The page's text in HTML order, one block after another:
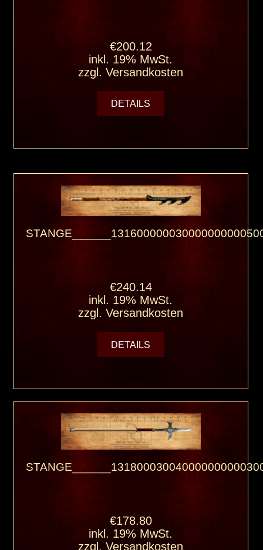
€200.12
inkl. 19% MwSt.
zzgl.Versandkosten
DETAILS
€240.14
inkl. 19% MwSt.
zzgl.Versandkosten
DETAILS
€178.80
inkl. 19% MwSt.
zzgl.Versandkosten